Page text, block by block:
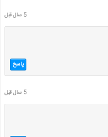
5 سال قبل
پاسخ
5 سال قبل